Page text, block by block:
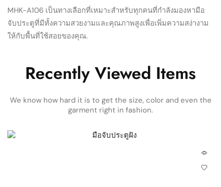
MHK-A106 เป็นทางเลือกที่เหมาะสำหรับทุกคนที่กำลังมองหามือ
จับประตูที่มีทั้งความสวยงามและคุณภาพสูงเพื่อเพิ่มความสง่างาม
ให้กับพื้นที่ใช้สอยของคุณ.
Recently Viewed Items
We know how hard it is to get the size, color and even the
garment right in fashion.